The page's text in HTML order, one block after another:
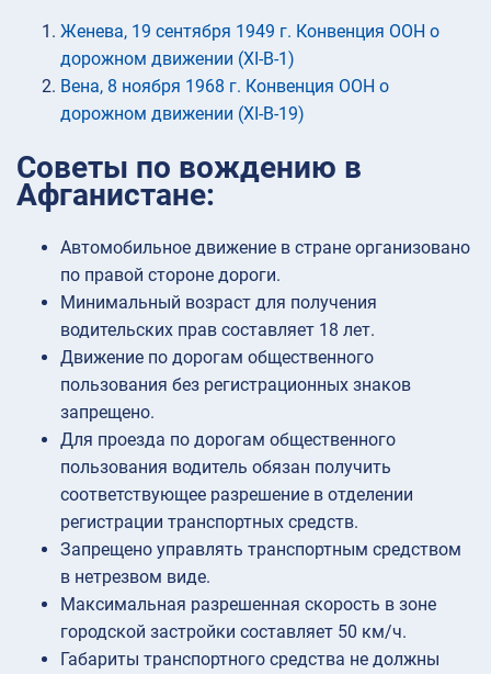
Женева, 19 сентября 1949 г. Конвенция ООН о
дорожном движении (XI-B-1)
Вена, 8 ноября 1968 г. Конвенция ООН о
дорожном движении (XI-B-19)
Советы по вождению в
Афганистане:
Автомобильное движение в стране организовано
по правой стороне дороги.
Минимальный возраст для получения
водительских прав составляет 18 лет.
Движение по дорогам общественного
пользования без регистрационных знаков
запрещено.
Для проезда по дорогам общественного
пользования водитель обязан получить
соответствующее разрешение в отделении
регистрации транспортных средств.
Запрещено управлять транспортным средством
в нетрезвом виде.
Максимальная разрешенная скорость в зоне
городской застройки составляет 50 км/ч.
Габариты транспортного средства не должны